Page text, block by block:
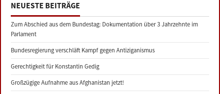
NEUESTE BEITRÄGE
Zum Abschied aus dem Bundestag: Dokumentation über 3 Jahrzehnte im
Parlament
Bundesregierung verschläft Kampf gegen Antiziganismus
Gerechtigkeit für Konstantin Gedig
Großzügige Aufnahme aus Afghanistan jetzt!